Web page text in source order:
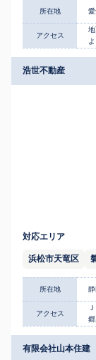
所在地
アクセス
浩世不動産
対応エリア
浜松市天竜区
所在地
アクセス
郷
有限会社山本住建